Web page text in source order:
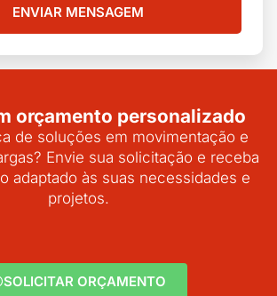
ENVIAR MENSAGEM
orçamento personalizado
de soluções em movimentação e
Envie sua solicitação e receba
adaptado às suas necessidades e
projetos.
SOLICITAR ORÇAMENTO